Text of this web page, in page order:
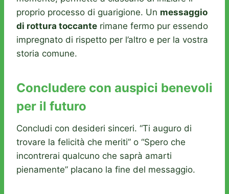
proprio processo di guarigione. Un messaggio
di rottura toccante rimane fermo pur essendo
impregnato di rispetto per l’altro e per la vostra
storia comune.
Concludere con auspici benevoli
per il futuro
Concludi con desideri sinceri. “Ti auguro di
trovare la felicità che meriti” o “Spero che
incontrerai qualcuno che saprà amarti
pienamente” placano la fine del messaggio.